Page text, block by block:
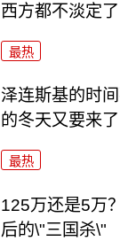
西方都不淡定了
最热
泽连斯基的时
的冬天又要来了
最热
125万还是5万
后的\"三国杀\"